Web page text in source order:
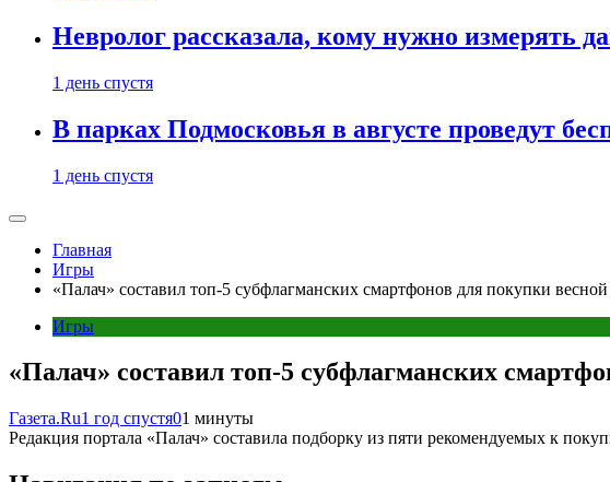
Невролог рассказала, кому нужно измерять
1 день спустя
В парках Подмосковья в августе проведут
1 день спустя
Главная
Игры
«Палач» составил топ-5 субфлагманских смартфонов для покупки весной
Игры
«Палач» составил топ-5 субфлагманских
Газета.Ru1 год спустя01 минуты
Редакция портала «Палач» составила подборку из пяти рекомендуемых к